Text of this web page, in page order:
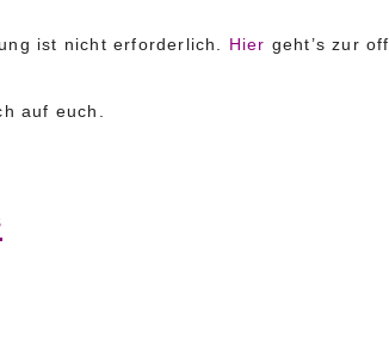
ist nicht erforderlich. Hier geht’s zur
auf euch.